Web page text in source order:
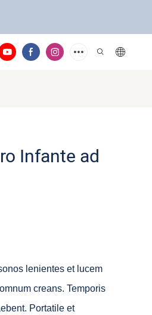
Infante ad
lenientes et lucem
creans. Temporis
Portatile et